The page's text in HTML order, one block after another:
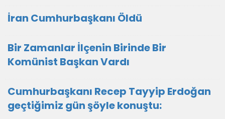
İran Cumhurbaşkanı Öldü
Bir Zamanlar İlçenin Birinde Bir
Komünist Başkan Vardı
Cumhurbaşkanı Recep Tayyip Erdoğan
geçtiğimiz gün şöyle konuştu: